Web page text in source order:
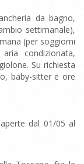
da bagno,
settimanale),
(per soggiorni
condizionata,
Su richiesta
baby-sitter e ore
dal 01/05 al